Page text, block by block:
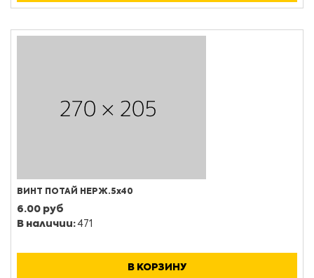
ВИНТ ПОТАЙ НЕРЖ.5х40
6.00 руб
В наличии:471
В КОРЗИНУ